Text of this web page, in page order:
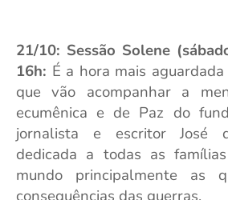
21/10: Sessão Solene
16h: É a hora mais
que vão acompanhar a
ecumênica e de Paz do
jornalista e escritor José
dedicada a todas as
mundo principalmente as